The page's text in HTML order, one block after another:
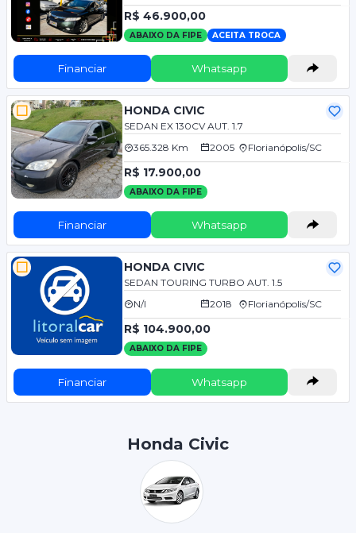
R$ 46.900,00
ABAIXO DA FIPE ACEITA TROCA
Financiar Whatsapp
HONDA CIVIC
SEDAN EX 130CV AUT. 1.7
365.328 Km
2005 Florianópolis/SC
R$ 17.900,00
ABAIXO DA FIPE
Financiar Whatsapp
HONDA CIVIC
SEDAN TOURING TURBO AUT. 1.5
N/I
2018 Florianópolis/SC
R$ 104.900,00
ABAIXO DA FIPE
Financiar Whatsapp
Honda Civic